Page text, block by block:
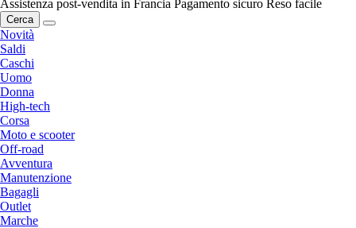
Assistenza post-vendita in Francia Pagamento sicuro Reso facile
Cerca
Novità
Saldi
Caschi
Uomo
Donna
High-tech
Corsa
Moto e scooter
Off-road
Avventura
Manutenzione
Bagagli
Outlet
Marche